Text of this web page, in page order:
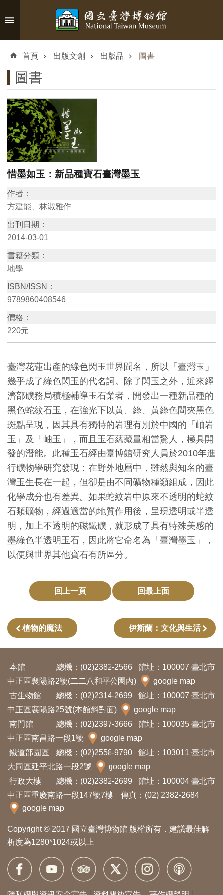
跳到主要內容區塊
搜
認
識
臺
博
參
觀
資
訊
展
覽
資
訊
教
活
動
出
版
文
創
典
藏
研
究
便
政
府
公
開
資
訊
隱
私
權
與
資
訊
安
全
告
首頁 出版文創 出版品 圖書
圖書
惜墨如玉：新品種寶石臺灣墨玉
作者：
方建能、林淑雅作
出刊日期：
2014-03-01
書籍分類：
地學
ISBN/ISSN：
9789860408546
價格：
220元
臺灣花蓮出產的綠色閃玉世界聞名，所以「臺灣玉」
幾乎成了綠色閃玉的代名詞。除了閃玉之外，近來經
濟部礦務局積極輔導玉石業者，開發出一種新品種的
黑色蛇紋石玉，在強光下以黃、綠、黃綠色間夾黑色
斑點呈現，因其具有獨特的岩理有別於中國的「岫岩
玉」及「岫玉」，而且玉石蘊藏量相當驚人，極具開
發的潛能。此種玉石經由臺博館研究人員於2010年進
行礦物學研究發現：在野外地層中，雖然與知名的臺
灣玉生長在一起，但卻是由不同礦物種類組成，因此
化學成分也有差異。如果蛇紋岩中原來不透明的蛇紋
石類礦物，經過適當的地質作用後，呈現透明或半透
明，加上不透明的磁鐵礦，就形成了具有特殊美感的
墨綠色半透明玉石，因此將它命名為「臺灣墨玉」，
以便與世界其他寶石有所區分。
回上一頁 回最上面
植物的魔法 伊斯蘭：文化與生活
本館 總機：(02)2382-2566
館址：100007 臺北市
中正區襄陽路2號(二二八和平公園內)
google map
古生物館
總機：(02)2314-2699
館址：100007 臺北市
中正區襄陽路25號(本館斜對面)
google map
南門館
總機：(02)2397-3666
館址：100035 臺北市
中正區南昌路一段1號
google map
鐵道部園區
總機：(02)2558-9790
館址：103011 臺北市
大同區延平北路一段2號
google map
行政大樓
總機：(02)2382-2699
館址：100004 臺北市
中正區重慶南路一段147號7樓 傳真：(02) 2382-2684
google map
Copyright © 2017 國立臺灣博物館 版權所有．建議最佳解
析度為1280*1024或以上